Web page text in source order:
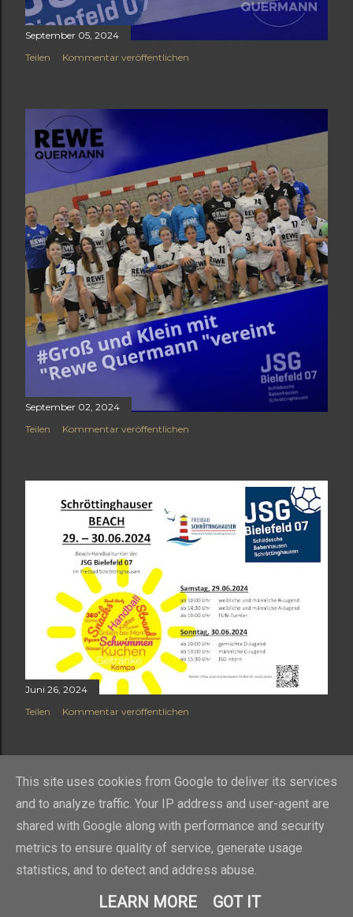
September 05, 2024
Teilen
Kommentar veröffentlichen
September 02, 2024
Teilen
Kommentar veröffentlichen
Juni 26, 2024
Teilen
Kommentar veröffentlichen
ÄLTERE POSTS
Powered by Blogger
This site uses cookies from Google to deliver its services
and to analyze traffic. Your IP address and user-agent are
shared with Google along with performance and security
metrics to ensure quality of service, generate usage
statistics, and to detect and address abuse.
LEARN MORE GOT IT